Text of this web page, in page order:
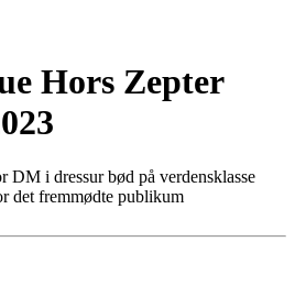
Hors Zepter
DM i dressur bød på verdensklasse
det fremmødte publikum